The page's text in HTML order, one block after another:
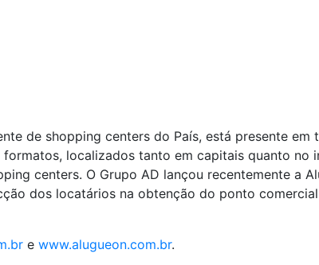
de shopping centers do País, está presente
localizados tanto em capitais quanto no
centers. O Grupo AD lançou recentemente a
dos locatários na obtenção do ponto
e www.alugueon.com.br.